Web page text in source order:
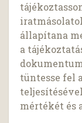
állapítana
a
tüntesse fel
mértékét és